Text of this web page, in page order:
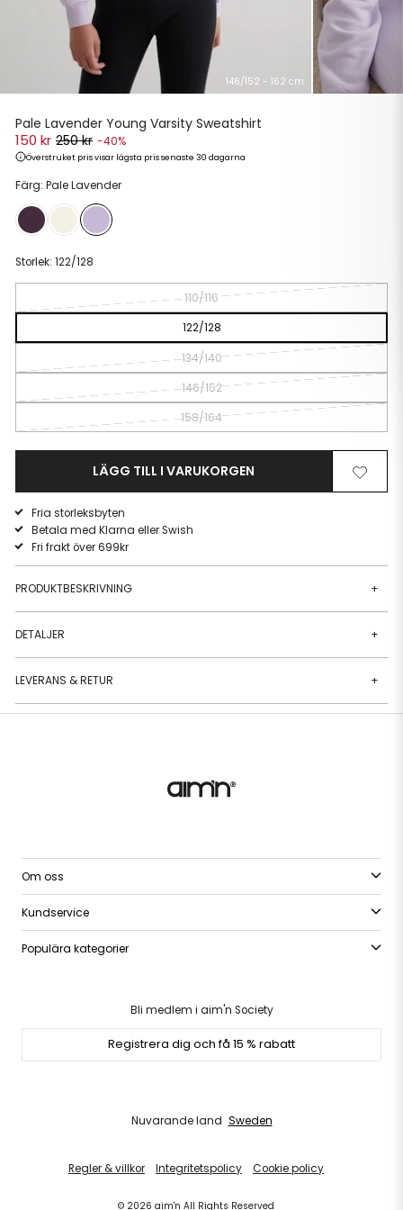
146/152 - 162 cm
Pale Lavender Young Varsity Sweatshirt
150 kr 250 kr -40%
Överstruket pris visar lägsta pris senaste 30 dagarna
pris
Färg: Pale Lavender
Storlek: 122/128
110/116
122/128
134/140
146/152
158/164
LÄGG TILL I VARUKORGEN
Lägg
till
Ta
bort
Fria storleksbyten
Betala med Klarna eller Swish
Fri frakt över 699kr
PRODUKTBESKRIVNING +
DETALJER +
LEVERANS & RETUR +
Om oss
Kundservice
Populära kategorier
Bli medlem i aim'n Society
Registrera dig och få 15 % rabatt
© 2026 aim'n All Rights Reserved
Regler & villkor Integritetspolicy Cookie policy
Nuvarande land Sweden